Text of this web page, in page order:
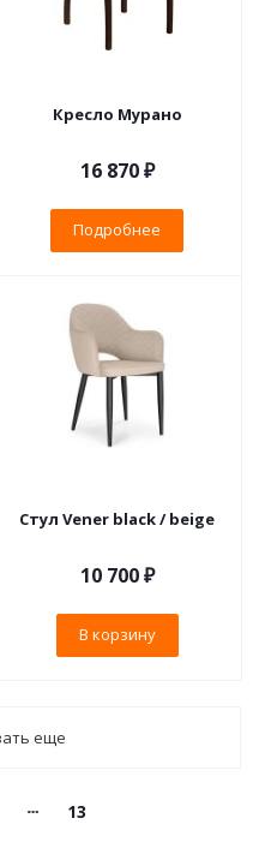
Кресло Мурано
16 870 ₽
Подробнее
Стул Vener black / beige
10 700₽
В корзину
еще
13